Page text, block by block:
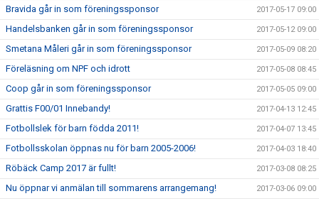
Bravida går in som föreningssponsor 2017-05-17 09:00
Handelsbanken går in som föreningssponsor 2017-05-12 09:00
Smetana Måleri går in som föreningssponsor 2017-05-09 08:20
Föreläsning om NPF och idrott 2017-05-08 08:45
Coop går in som föreningssponsor 2017-05-05 09:00
Grattis F00/01 Innebandy! 2017-04-13 12:45
Fotbollslek för barn födda 2011! 2017-04-07 13:45
Fotbollsskolan öppnas nu för barn 2005-2006! 2017-04-03 18:40
Röbäck Camp 2017 är fullt! 2017-03-08 08:25
Nu öppnar vi anmälan till sommarens arrangemang! 2017-03-06 09:00